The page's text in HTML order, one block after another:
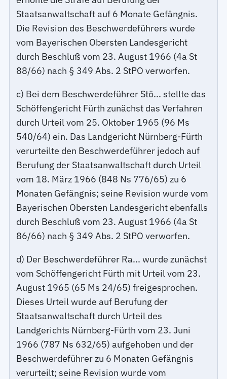
Staatsanwaltschaft auf 6 Monate Gefängnis.
Die Revision des Beschwerdeführers wurde
vom Bayerischen Obersten Landesgericht
durch Beschluß vom 23. August 1966 (4a St
88/66) nach § 349 Abs. 2 StPO verworfen.
c) Bei dem Beschwerdeführer Stö... stellte das
Schöffengericht Fürth zunächst das Verfahren
durch Urteil vom 25. Oktober 1965 (96 Ms
540/64) ein. Das Landgericht Nürnberg-Fürth
verurteilte den Beschwerdeführer jedoch auf
Berufung der Staatsanwaltschaft durch Urteil
vom 18. März 1966 (848 Ns 776/65) zu 6
Monaten Gefängnis; seine Revision wurde vom
Bayerischen Obersten Landesgericht ebenfalls
durch Beschluß vom 23. August 1966 (4a St
86/66) nach § 349 Abs. 2 StPO verworfen.
d) Der Beschwerdeführer Ra... wurde zunächst
vom Schöffengericht Fürth mit Urteil vom 23.
August 1965 (65 Ms 24/65) freigesprochen.
Dieses Urteil wurde auf Berufung der
Staatsanwaltschaft durch Urteil des
Landgerichts Nürnberg-Fürth vom 23. Juni
1966 (787 Ns 632/65) aufgehoben und der
Beschwerdeführer zu 6 Monaten Gefängnis
verurteilt; seine Revision wurde vom